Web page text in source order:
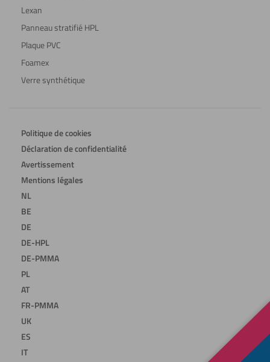
Lexan
Panneau stratifié HPL
Plaque PVC
Foamex
Verre synthétique
Politique de cookies
Déclaration de confidentialité
Avertissement
Mentions légales
NL
BE
DE
DE-HPL
DE-PMMA
PL
AT
FR-PMMA
UK
ES
IT